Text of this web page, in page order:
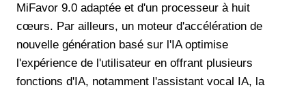
MiFavor 9.0 adaptée et d'un processeur à huit
cœurs. Par ailleurs, un moteur d'accélération de
nouvelle génération basé sur l'IA optimise
l'expérience de l'utilisateur en offrant plusieurs
fonctions d'IA, notamment l'assistant vocal IA, la